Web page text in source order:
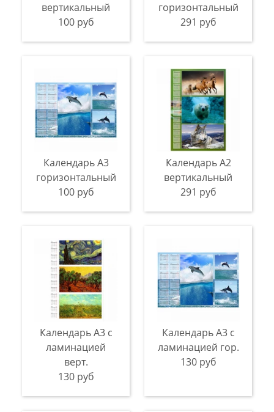
вертикальный
100 руб
горизонтальный
291 руб
Календарь A3
горизонтальный
100 руб
Календарь A2
вертикальный
291 руб
Календарь А3 с
ламинацией
верт.
130 руб
Календарь А3 с
ламинацией гор.
130 руб